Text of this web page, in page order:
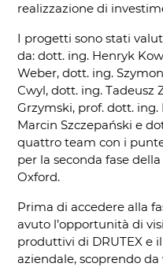
realizzazione di
I progetti sono stati
da: dott. ing. Henryk
Weber, dott. ing.
Cwyl, dott. ing. Tadeusz
Grzymski, prof. dott. ing.
Marcin Szczepański e
quattro team con i
per la seconda fase
Oxford.
Prima di accedere alla
avuto l’opportunità di
produttivi di DRUTEX e
aziendale, scoprendo